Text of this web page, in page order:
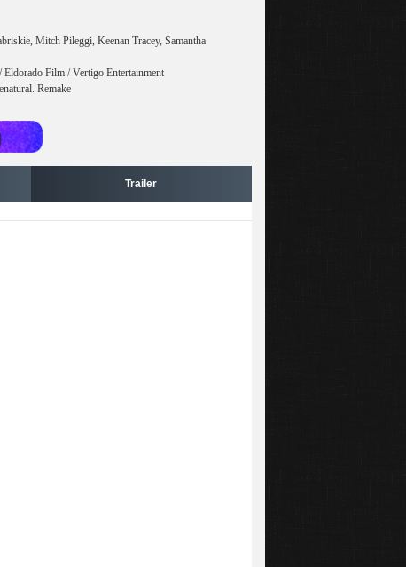
Mitch Pileggi, Keenan Tracey, Samantha
Film / Vertigo Entertainment
Remake
Trailer